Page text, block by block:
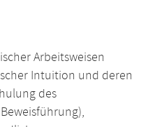
Arbeitsweisen
Intuition und deren
des